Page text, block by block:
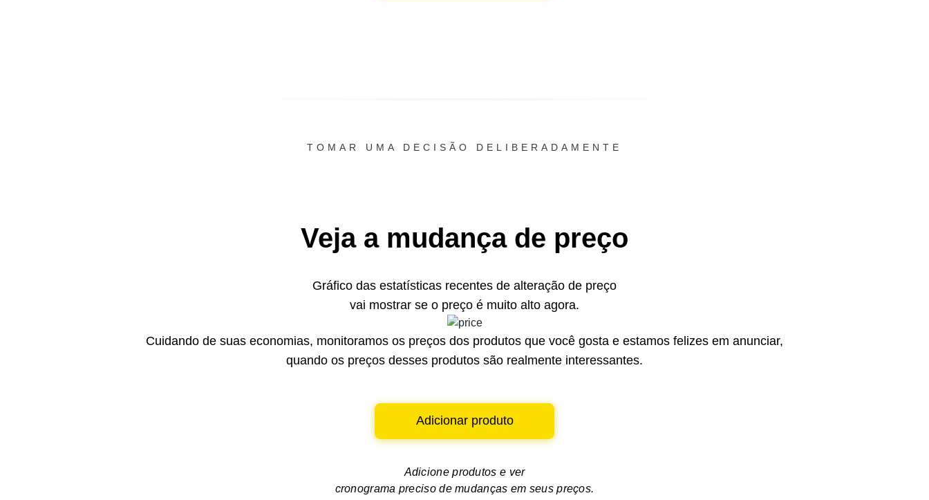
TOMAR UMA DECISÃO DELIBERADAMENTE
Veja a mudança de preço
Gráfico das estatísticas recentes de alteração de preço
vai mostrar se o preço é muito alto agora.
Cuidando de suas economias, monitoramos os preços dos produtos que você gosta e estamos felizes em anunciar,
quando os preços desses produtos são realmente interessantes.
Adicionar produto
Adicione produtos e ver
cronograma preciso de mudanças em seus preços.